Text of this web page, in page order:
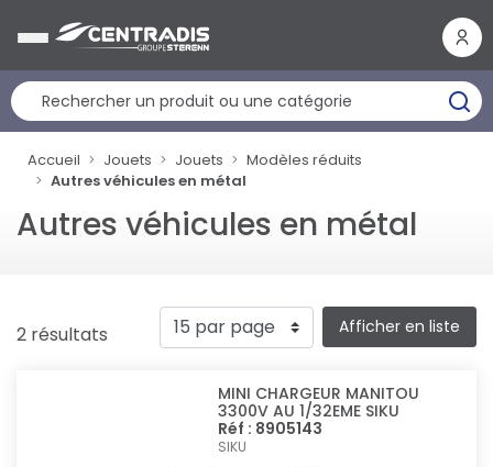
Accueil Jouets Jouets
Modèles réduits
Autres véhicules en métal
Autres véhicules en métal
2 résultats Afficher en liste
MINI CHARGEUR MANITOU
3300V AU 1/32EME SIKU
Réf : 8905143
SIKU